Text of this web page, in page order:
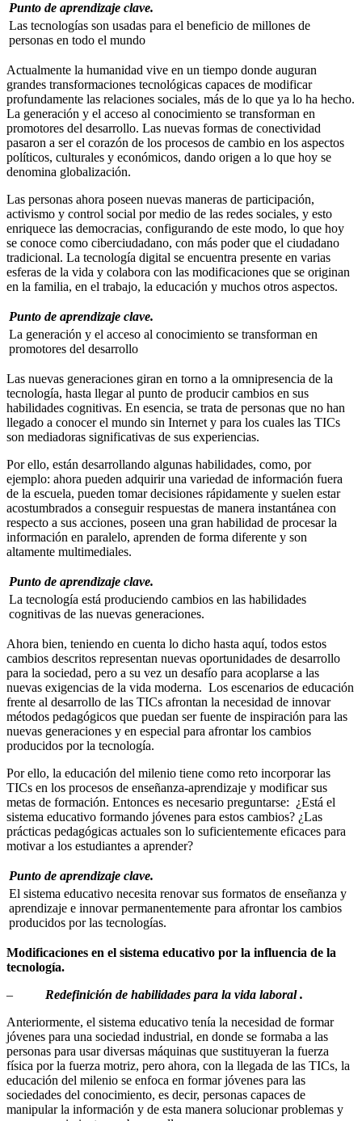
Punto de aprendizaje clave.
Las tecnologías son usadas para el beneficio de millones de
personas en todo el mundo
Actualmente la humanidad vive en un tiempo donde auguran
grandes transformaciones tecnológicas capaces de modificar
profundamente las relaciones sociales, más de lo que ya lo ha hecho.
La generación y el acceso al conocimiento se transforman en
promotores del desarrollo. Las nuevas formas de conectividad
pasaron a ser el corazón de los procesos de cambio en los aspectos
políticos, culturales y económicos, dando origen a lo que hoy se
denomina globalización.
Las personas ahora poseen nuevas maneras de participación,
activismo y control social por medio de las redes sociales, y esto
enriquece las democracias, configurando de este modo, lo que hoy
se conoce como ciberciudadano, con más poder que el ciudadano
tradicional. La tecnología digital se encuentra presente en varias
esferas de la vida y colabora con las modificaciones que se originan
en la familia, en el trabajo, la educación y muchos otros aspectos.
Punto de aprendizaje clave.
La generación y el acceso al conocimiento se transforman en
promotores del desarrollo
Las nuevas generaciones giran en torno a la omnipresencia de la
tecnología, hasta llegar al punto de producir cambios en sus
habilidades cognitivas. En esencia, se trata de personas que no han
llegado a conocer el mundo sin Internet y para los cuales las TICs
son mediadoras significativas de sus experiencias.
Por ello, están desarrollando algunas habilidades, como, por
ejemplo: ahora pueden adquirir una variedad de información fuera
de la escuela, pueden tomar decisiones rápidamente y suelen estar
acostumbrados a conseguir respuestas de manera instantánea con
respecto a sus acciones, poseen una gran habilidad de procesar la
información en paralelo, aprenden de forma diferente y son
altamente multimediales.
Punto de aprendizaje clave.
La tecnología está produciendo cambios en las habilidades
cognitivas de las nuevas generaciones.
Ahora bien, teniendo en cuenta lo dicho hasta aquí, todos estos
cambios descritos representan nuevas oportunidades de desarrollo
para la sociedad, pero a su vez un desafío para acoplarse a las
nuevas exigencias de la vida moderna. Los escenarios de educación
frente al desarrollo de las TICs afrontan la necesidad de innovar
métodos pedagógicos que puedan ser fuente de inspiración para las
nuevas generaciones y en especial para afrontar los cambios
producidos por la tecnología.
Por ello, la educación del milenio tiene como reto incorporar las
TICs en los procesos de enseñanza-aprendizaje y modificar sus
metas de formación. Entonces es necesario preguntarse: ¿Está el
sistema educativo formando jóvenes para estos cambios? ¿Las
prácticas pedagógicas actuales son lo suficientemente eficaces para
motivar a los estudiantes a aprender?
Punto de aprendizaje clave.
El sistema educativo necesita renovar sus formatos de enseñanza y
aprendizaje e innovar permanentemente para afrontar los cambios
producidos por las tecnologías.
Modificaciones en el sistema educativo por la influencia de la
tecnología.
– Redefinición de habilidades para la vida laboral .
Anteriormente, el sistema educativo tenía la necesidad de formar
jóvenes para una sociedad industrial, en donde se formaba a las
personas para usar diversas máquinas que sustituyeran la fuerza
física por la fuerza motriz, pero ahora, con la llegada de las TICs, la
educación del milenio se enfoca en formar jóvenes para las
sociedades del conocimiento, es decir, personas capaces de
manipular la información y de esta manera solucionar problemas y